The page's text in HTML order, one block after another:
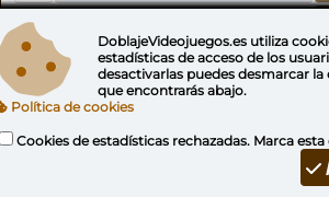
2003
del emperador
2003
Dungeon Siege - Legends
DoblajeVideojuegos.es utiliza
estadísticas de acceso de los
desactivarlas puedes desmarcar la
que encontrarás abajo.
Política de cookies
Cookies de estadísticas rechazadas. Marca